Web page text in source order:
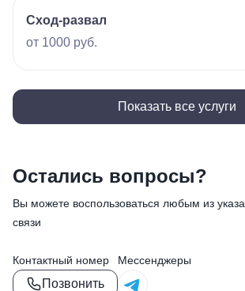
Сход-развал
от 1000 руб.
Показать все услуги
Остались вопросы?
Вы можете воспользоваться любым из
связи
Контактный номер
Позвонить
Мессенджеры